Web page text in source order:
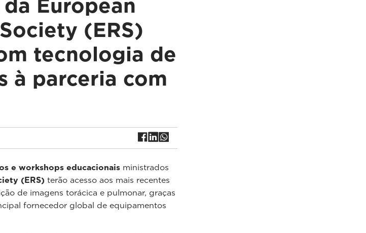
European
(ERS)
tecnologia de
à parceria com
e workshops educacionais ministrados
(ERS) terão acesso aos mais recentes
de imagens torácica e pulmonar, graças
fornecedor global de equipamentos